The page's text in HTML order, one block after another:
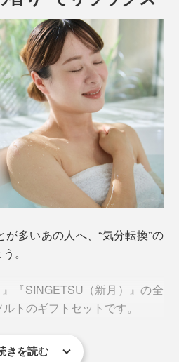
多いあの人へ、“気分転換”の
。
『SINGETSU（新月）』の全
トのギフトセットです。
きを読む